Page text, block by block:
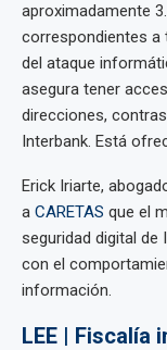
aproximadamente
correspondientes a
del ataque
asegura tener
direcciones,
Interbank. Está
Erick Iriarte,
a CARETAS que el
seguridad digital de
con el
información.
LEE | Fiscalía